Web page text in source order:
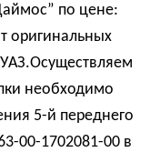
по цене:
оригинальных
необходимо
5-й переднего
00-1702081-00 в